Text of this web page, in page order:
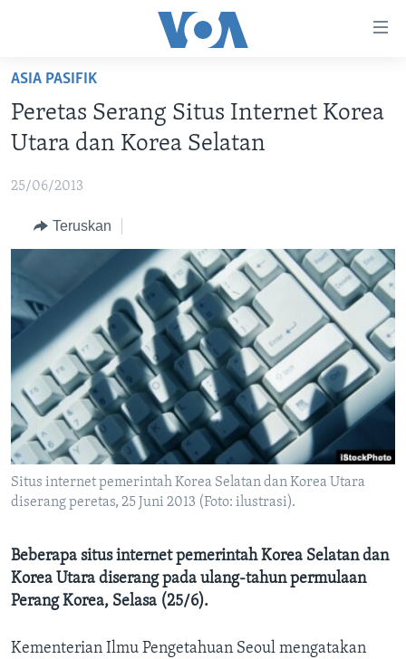
Akses
Lanjut
ke
Konten
Lanjut
ke
Pencarian
POLYGRAPH
DAFTAR PROGRAM
Learning English
IKUTI KAMI
Bahasa-bahasa
ASIA PASIFIK
Peretas Serang Situs Internet Korea
Utara dan Korea Selatan
25/06/2013
Teruskan
Situs internet pemerintah Korea Selatan dan Korea Utara
diserang peretas, 25 Juni 2013 (Foto: ilustrasi).
Beberapa situs internet pemerintah Korea Selatan dan
Korea Utara diserang pada ulang-tahun permulaan
Perang Korea, Selasa (25/6).
Kementerian Ilmu Pengetahuan Seoul mengatakan